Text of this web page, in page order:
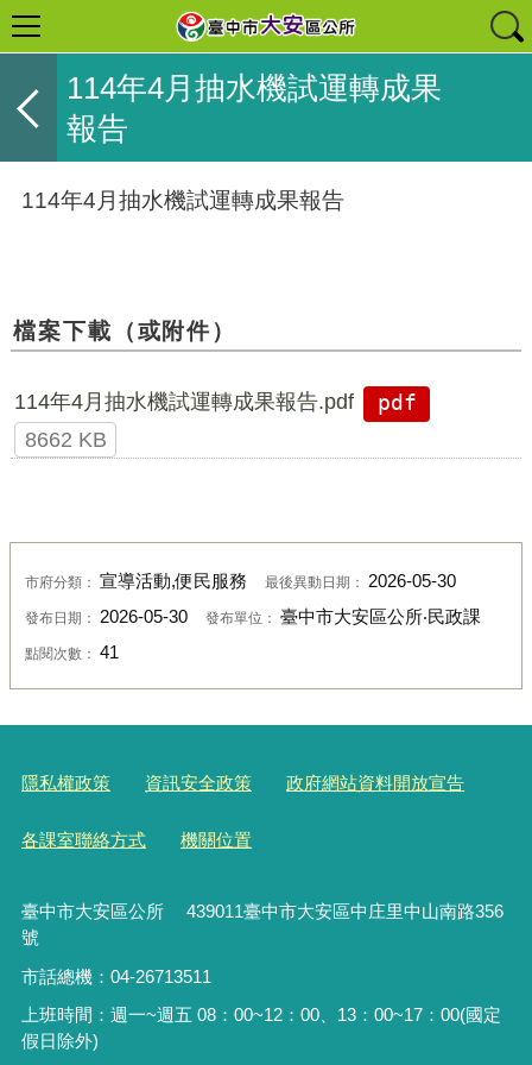
114年4月抽水機試運轉成果
報告
114年4月抽水機試運轉成果報告
檔案下載（或附件）
114年4月抽水機試運轉成果報告.pdf
pdf
8662 KB
市府分類： 宣導活動,便民服務 最後異動日期： 2026-05-30
發布日期： 2026-05-30 發布單位： 臺中市大安區公所‧民政課
點閱次數： 41
隱私權政策 資訊安全政策 政府網站資料開放宣告
各課室聯絡方式 機關位置
臺中市大安區公所 439011臺中市大安區中庄里中山南路356
號
市話總機：04-26713511
上班時間：週一~週五 08：00~12：00、13：00~17：00(國定
假日除外)